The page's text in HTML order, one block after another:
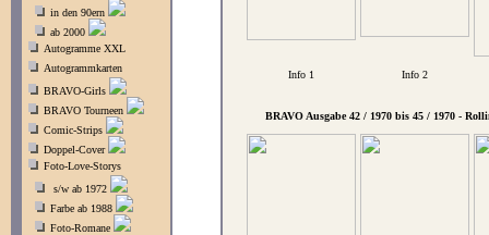
in den 90ern
ab 2000
Autogramme XXL
Autogrammkarten
BRAVO-Girls
BRAVO Tourneen
Comic-Strips
Doppel-Cover
Foto-Love-Storys
s/w ab 1972
Farbe ab 1988
Foto-Romane
Info 1 Info 2
BRAVO Ausgabe 42 / 1970 bis 45 / 1970 -